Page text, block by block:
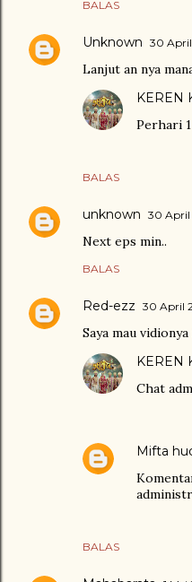
BALAS
Unknown 30 April
Lanjut an nya
BALAS
KEREN
Perhari
unknown 30
Next eps min..
BALAS
Red-ezz 30 April
Saya mau
BALAS
KEREN
Chat
Mifta